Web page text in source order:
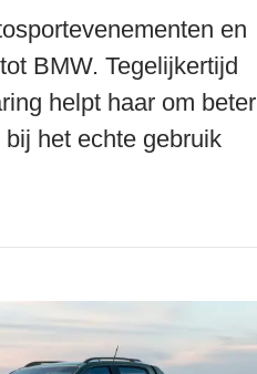
en
BMW. Tegelijkertijd
helpt haar om beter
het echte gebruik